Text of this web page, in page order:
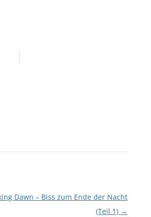
Dawn – Biss zum Ende der Nacht
(Teil 1) →